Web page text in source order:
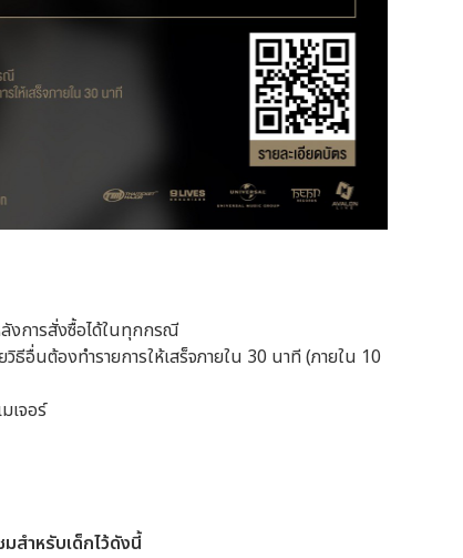
ลังการสั่งซื้อได้ในทุกกรณี
ธีอื่นต้องทำรายการให้เสร็จภายใน 30 นาที (ภายใน 10
เจอร์
สำหรับเด็กไว้ดังนี้